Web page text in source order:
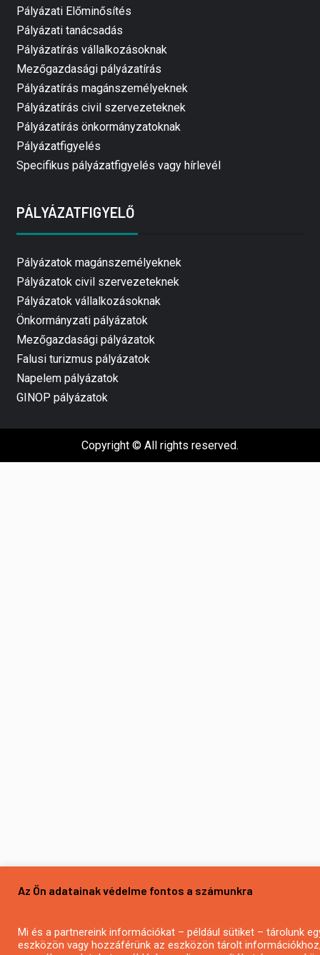
Pályázati Előminősítés
Pályázati tanácsadás
Pályázatírás vállalkozásoknak
Mezőgazdasági pályázatírás
Pályázatírás magánszemélyeknek
Pályázatírás civil szervezeteknek
Pályázatírás önkormányzatoknak
Pályázatfigyelés
Specifikus pályázatfigyelés vagy hírlevél
PÁLYÁZATFIGYELŐ
Pályázatok magánszemélyeknek
Pályázatok civil szervezeteknek
Pályázatok vállalkozásoknak
Önkormányzati pályázatok
Mezőgazdasági pályázatok
Falusi turizmus pályázatok
Napelem pályázatok
GINOP pályázatok
Copyright © All rights reserved.
Az Ön adatainak védelme fontos a számunkra
Mi és a partnereink információkat – például sütiket – tárolunk
eszközön vagy hozzáférünk az eszközön tárolt